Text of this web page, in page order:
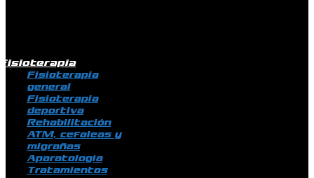
Fisioterapia
general
Fisioterapia
deportiva
Rehabilitación
ATM, cefaleas y
migrañas
Aparatología
Tratamientos